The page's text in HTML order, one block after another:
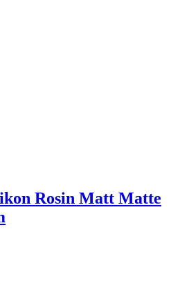
Rosin Matt Matte